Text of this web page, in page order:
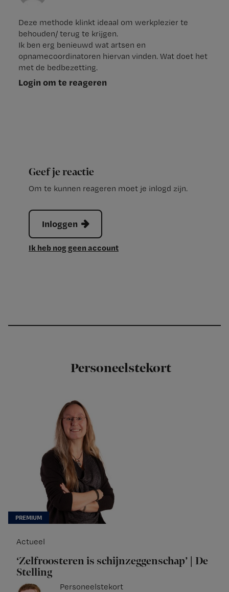
Deze methode klinkt ideaal om werkplezier te
behouden/ terug te krijgen.
Ik ben erg benieuwd wat artsen en
opnamecoordinatoren hiervan vinden. Wat doet het
met de bedbezetting.
Login om te reageren
Geef je reactie
Om te kunnen reageren moet je inlogd zijn.
Inloggen
Ik heb nog geen account
Personeelstekort
Actueel
‘Zelfroosteren is schijnzeggenschap’ | De
Stelling
Personeelstekort